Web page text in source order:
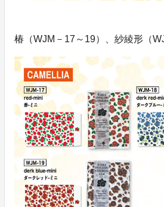
椿（WJM－17～19）、紗綾形（